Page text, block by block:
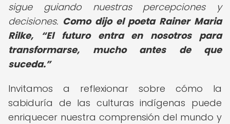
sigue guiando nuestras percepciones y
decisiones. Como dijo el poeta Rainer Maria
Rilke,
El futuro entra en nosotros para
transformarse, mucho antes de que
suceda.
Invitamos a reflexionar sobre cómo la
sabiduría de las culturas indígenas puede
enriquecer nuestra comprensión del mundo y